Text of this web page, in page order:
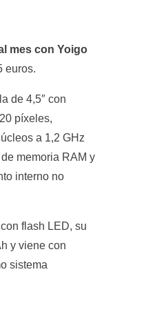
mes con Yoigo
euros.
de 4,5″ con
píxeles,
a 1,2 GHz
memoria RAM y
interno no
flash LED, su
y viene con
sistema